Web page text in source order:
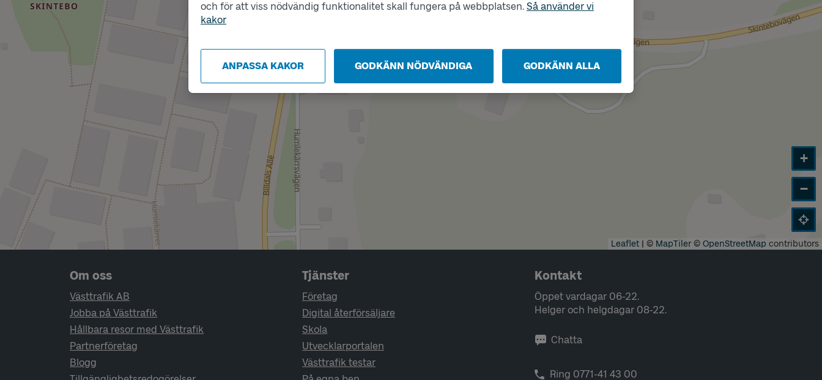
och för att viss nödvändig funktionalitet skall fungera på webbplatsen. Så använder vi
kakor
ANPASSA KAKOR GODKÄNN NÖDVÄNDIGA GODKÄNN ALLA
+
−
Leaflet | © MapTiler© OpenStreetMap contributors
Sidfotsnavigering
Om oss
Västtrafik AB
Jobba på Västtrafik
Hållbara resor med Västtrafik
Partnerföretag
Blogg
Tjänster
Företag
Digital återförsäljare
Skola
Utvecklarportalen
Västtrafik testar
Kontakt
Öppet vardagar 06-22.
Helger och helgdagar 08-22.
Chatta
Ring 0771-41 43 00